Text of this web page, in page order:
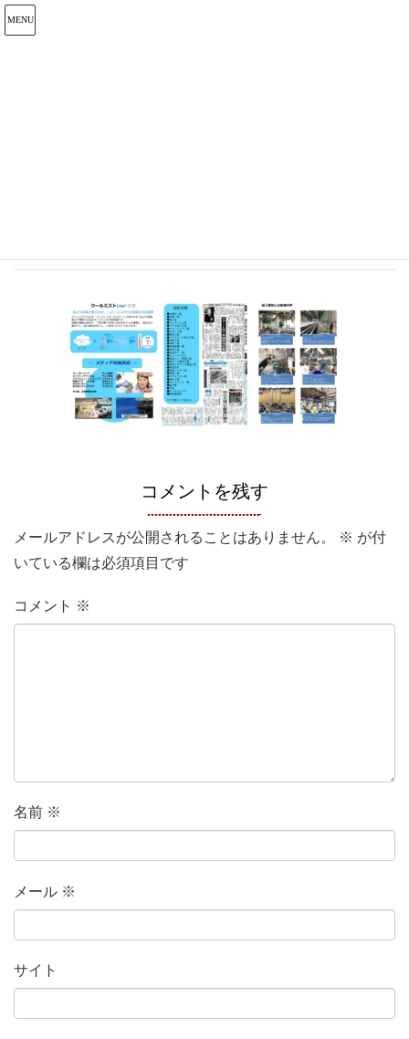
コメントを残す
メールアドレスが公開されることはありません。 ※ が付
いている欄は必須項目です
コメント ※
名前 ※
メール ※
サイト